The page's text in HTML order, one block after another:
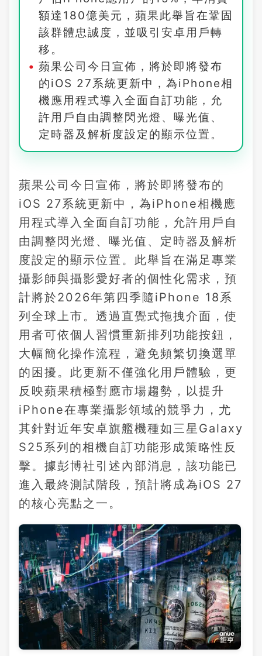
額達180億美元，蘋果此舉旨在鞏固
該群體忠誠度，並吸引安卓用戶轉
移。
蘋果公司今日宣佈，將於即將發布
的iOS 27系統更新中，為iPhone相
機應用程式導入全面自訂功能，允
許用戶自由調整閃光燈、曝光值、
定時器及解析度設定的顯示位置。
蘋果公司今日宣佈，將於即將發布的
iOS 27系統更新中，為iPhone相機應
用程式導入全面自訂功能，允許用戶自
由調整閃光燈、曝光值、定時器及解析
度設定的顯示位置。此舉旨在滿足專業
攝影師與攝影愛好者的個性化需求，預
計將於2026年第四季隨iPhone 18系
列全球上市。透過直覺式拖拽介面，使
用者可依個人習慣重新排列功能按鈕，
大幅簡化操作流程，避免頻繁切換選單
的困擾。此更新不僅強化用戶體驗，更
反映蘋果積極對應市場趨勢，以提升
iPhone在專業攝影領域的競爭力，尤
其針對近年安卓旗艦機種如三星Galaxy
S25系列的相機自訂功能形成策略性反
擊。據彭博社引述內部消息，該功能已
進入最終測試階段，預計將成為iOS 27
的核心亮點之一。